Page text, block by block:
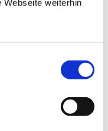
Webseite weiterhin
28 29 30